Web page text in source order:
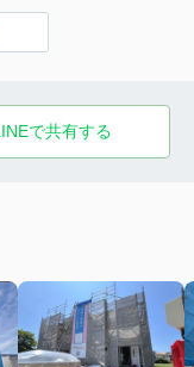
で共有する